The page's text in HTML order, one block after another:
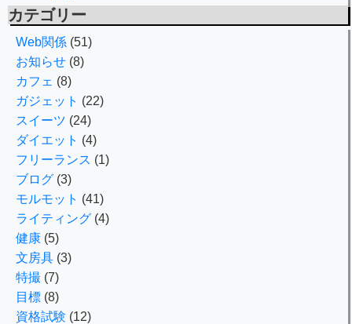
カテゴリー
Web関係 (51)
お知らせ (8)
カフェ (8)
ガジェット (22)
スイーツ (24)
ダイエット (4)
フリーランス (1)
ブログ (3)
モルモット (41)
ライティング (4)
健康 (5)
文房具 (3)
特撮 (7)
目標 (8)
資格試験 (12)